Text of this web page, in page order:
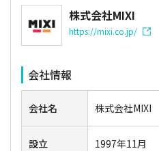
株式会社MIXI
https://mixi.co.jp/
会社情報
会社名 株式会社MIXI
設立 1997年11月